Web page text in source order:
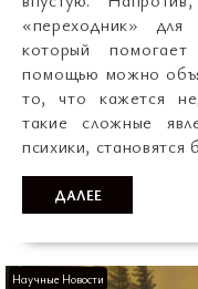
«переходник»
который
помощью можно
то, что кажется
такие сложные
психики, становятся
ДАЛЕЕ
Научные Новости